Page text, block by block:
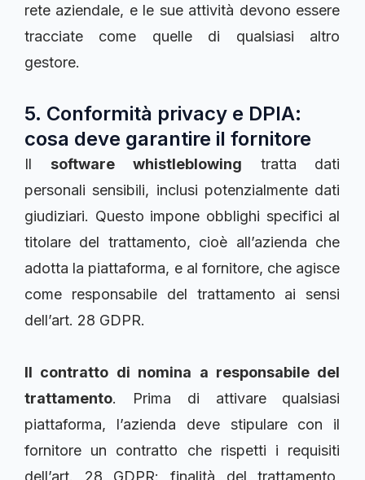
rete aziendale, e le sue attività devono essere
tracciate come quelle di qualsiasi altro
gestore.
5. Conformità privacy e DPIA:
cosa deve garantire il fornitore
Il software whistleblowing tratta dati
personali sensibili, inclusi potenzialmente dati
giudiziari. Questo impone obblighi specifici al
titolare del trattamento, cioè all’azienda che
adotta la piattaforma, e al fornitore, che agisce
come responsabile del trattamento ai sensi
dell’art. 28 GDPR.
Il contratto di nomina a responsabile del
trattamento. Prima di attivare qualsiasi
piattaforma, l’azienda deve stipulare con il
fornitore un contratto che rispetti i requisiti
dell’art. 28 GDPR: finalità del trattamento,